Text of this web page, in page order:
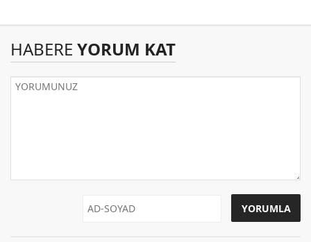
HABERE YORUM KAT